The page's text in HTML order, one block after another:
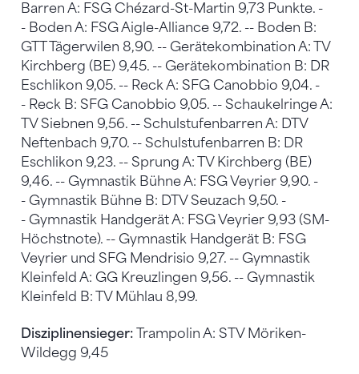
Barren A: FSG Chézard-St-Martin 9,73 Punkte. -
- Boden A: FSG Aigle-Alliance 9,72. -- Boden B:
GTT Tägerwilen 8,90. -- Gerätekombination A: TV
Kirchberg (BE) 9,45. -- Gerätekombination B: DR
Eschlikon 9,05. -- Reck A: SFG Canobbio 9,04. -
- Reck B: SFG Canobbio 9,05. -- Schaukelringe A:
TV Siebnen 9,56. -- Schulstufenbarren A: DTV
Neftenbach 9,70. -- Schulstufenbarren B: DR
Eschlikon 9,23. -- Sprung A: TV Kirchberg (BE)
9,46. -- Gymnastik Bühne A: FSG Veyrier 9,90. -
- Gymnastik Bühne B: DTV Seuzach 9,50. -
- Gymnastik Handgerät A: FSG Veyrier 9,93 (SM-
Höchstnote). -- Gymnastik Handgerät B: FSG
Veyrier und SFG Mendrisio 9,27. -- Gymnastik
Kleinfeld A: GG Kreuzlingen 9,56. -- Gymnastik
Kleinfeld B: TV Mühlau 8,99.
Disziplinensieger: Trampolin A: STV Möriken-
Wildegg 9,45